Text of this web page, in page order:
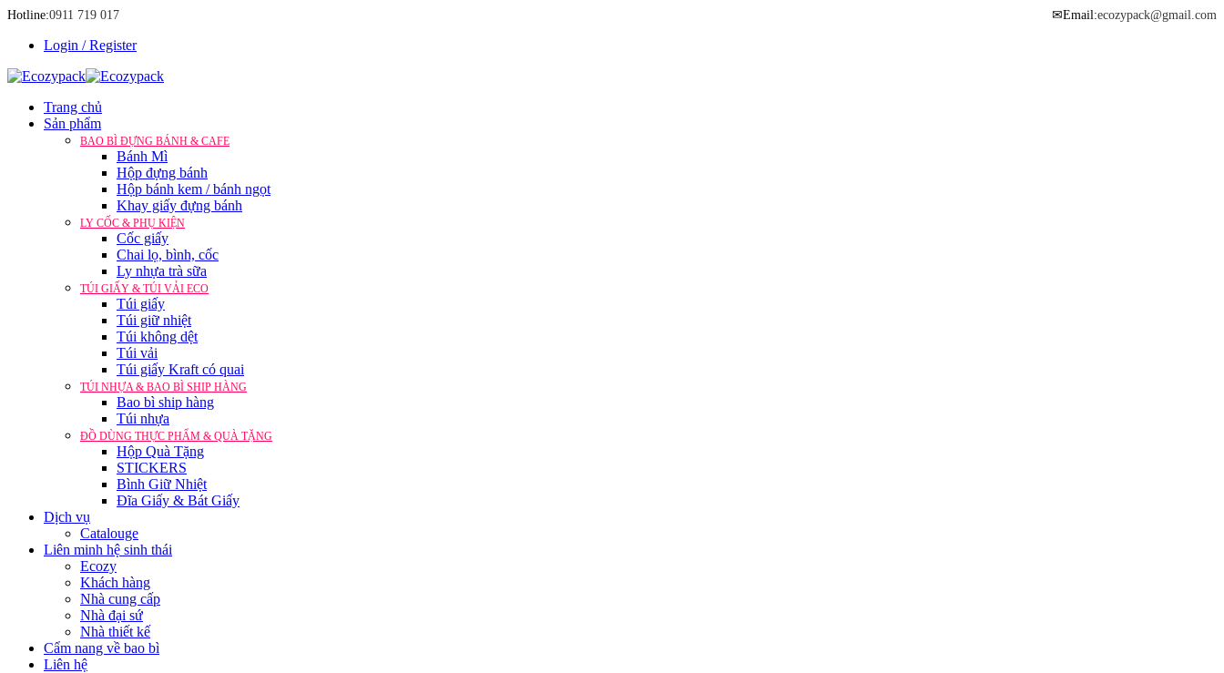
Hotline:0911 719 017 ✉Email:ecozypack@gmail.com
Login / Register
Trang chủ
Sản phẩm
BAO BÌ ĐỰNG BÁNH & CAFE
Bánh Mì
Hộp đựng bánh
Hộp bánh kem / bánh ngọt
Khay giấy đựng bánh
LY CỐC & PHỤ KIỆN
Cốc giấy
Chai lọ, bình, cốc
Ly nhựa trà sữa
TÚI GIẤY & TÚI VẢI ECO
Túi giấy
Túi giữ nhiệt
Túi không dệt
Túi vải
Túi giấy Kraft có quai
TÚI NHỰA & BAO BÌ SHIP HÀNG
Bao bì ship hàng
Túi nhựa
ĐỒ DÙNG THỰC PHẨM & QUÀ TẶNG
Hộp Quà Tặng
STICKERS
Bình Giữ Nhiệt
Đĩa Giấy & Bát Giấy
Dịch vụ
Catalouge
Liên minh hệ sinh thái
Ecozy
Khách hàng
Nhà cung cấp
Nhà đại sứ
Nhà thiết kế
Cẩm nang về bao bì
Liên hệ